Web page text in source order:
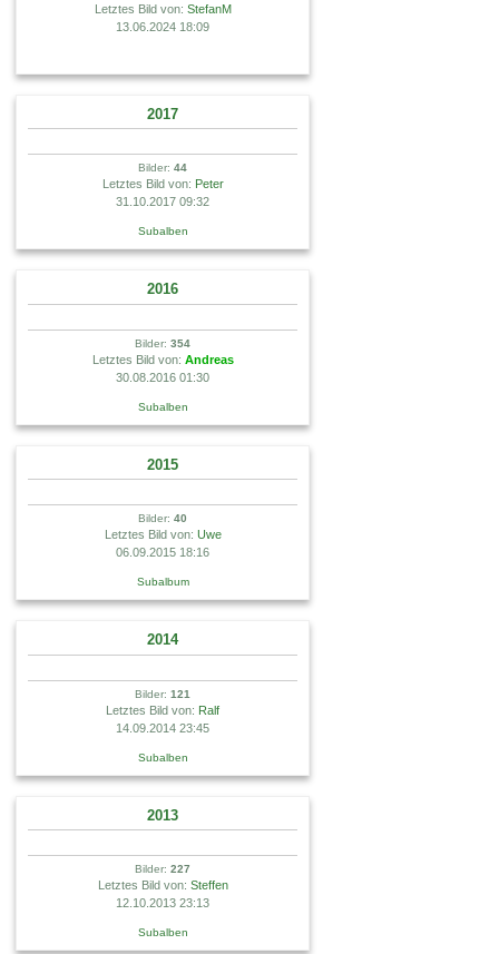
Letztes Bild von: StefanM
13.06.2024 18:09
2017
Bilder: 44
Letztes Bild von: Peter
31.10.2017 09:32
Subalben
2016
Bilder: 354
Letztes Bild von: Andreas
30.08.2016 01:30
Subalben
2015
Bilder: 40
Letztes Bild von: Uwe
06.09.2015 18:16
Subalbum
2014
Bilder: 121
Letztes Bild von: Ralf
14.09.2014 23:45
Subalben
2013
Bilder: 227
Letztes Bild von: Steffen
12.10.2013 23:13
Subalben